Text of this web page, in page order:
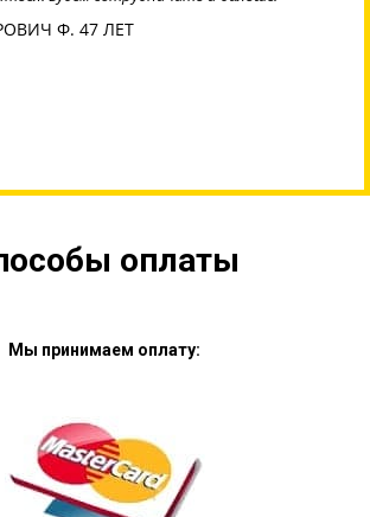
Ф. 47 ЛЕТ
оплаты
Мы принимаем оплату: